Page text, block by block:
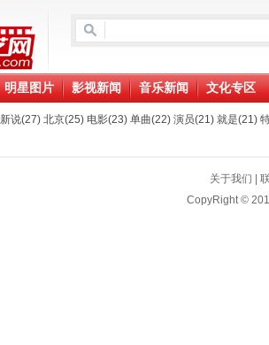
明星图片 影视新闻 音乐新闻 文化专区
新说(27) 北京(25) 电影(23) 单曲(22) 演员(21) 就是(21)
关于我们
CopyRight ©